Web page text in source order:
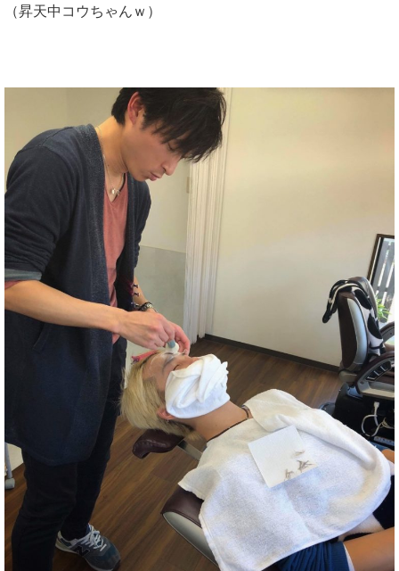
（昇天中コウちゃんｗ）